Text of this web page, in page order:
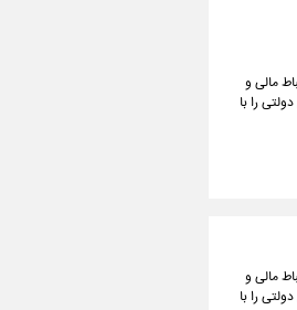
مالی و
را با
مالی و
را با